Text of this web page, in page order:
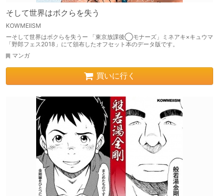
そして世界はボクらを失う
KOWMEIISM
ーそして世界はボクらを失うー 「東京放課後◯モナーズ」ミネアキ×キュウマ
「野郎フェス2018」にて頒布したオフセット本のデータ版です。
マンガ
買いに行く